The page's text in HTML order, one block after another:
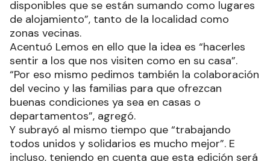
disponibles que se están sumando como lugares
de alojamiento”, tanto de la localidad como
zonas vecinas.
Acentuó Lemos en ello que la idea es “hacerles
sentir a los que nos visiten como en su casa”.
“Por eso mismo pedimos también la colaboración
del vecino y las familias para que ofrezcan
buenas condiciones ya sea en casas o
departamentos”, agregó.
Y subrayó al mismo tiempo que “trabajando
todos unidos y solidarios es mucho mejor”. E
incluso, teniendo en cuenta que esta edición será